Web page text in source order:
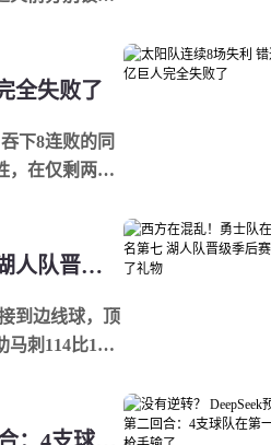
全失败了
下8连败的同
，在仅剩两场
西方在混乱！勇士队在最终成绩中排名第七 湖人队晋级季后赛 火箭向快船送了礼物
到边线球，顶
刺114比111